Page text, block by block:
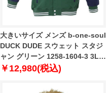
大きいサイズ メンズ b-one-soul
DUCK DUDE スウェット スタジ
ャン グリーン 1258-1604-3 3L
4L 5L 6L
￥12,980(税込)